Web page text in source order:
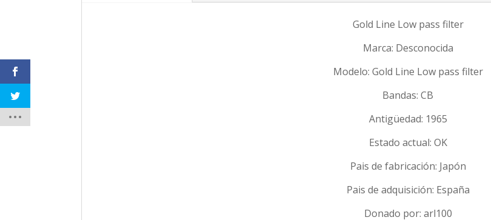
Gold Line Low pass filter
Marca: Desconocida
Modelo: Gold Line Low pass filter
Bandas: CB
Antigüedad: 1965
Estado actual: OK
Pais de fabricación: Japón
Pais de adquisición: España
Donado por: arl100